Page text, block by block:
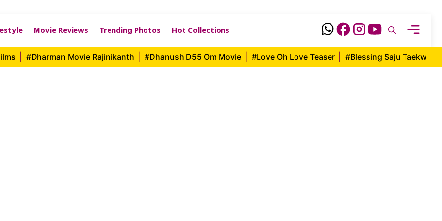
Movie Reviews Trending Photos Hot Collections
#Dharman Movie Rajinikanth #Dhanush D55 Om Movie #Love Oh Love Teaser #Blessing Saju